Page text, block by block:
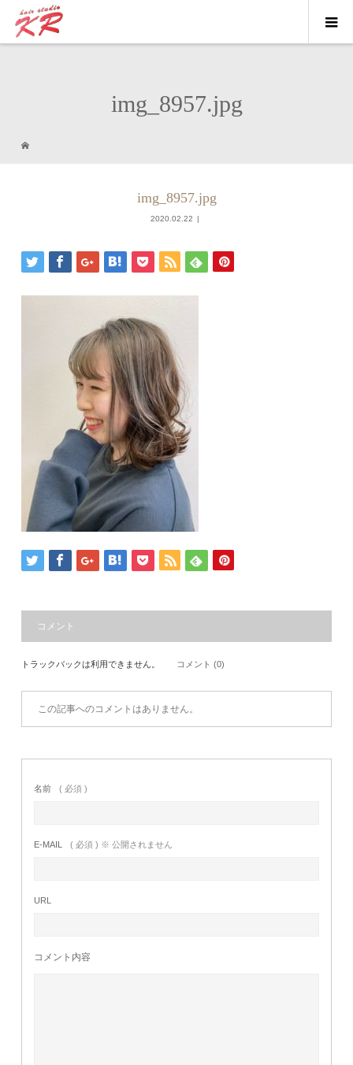
img_8957.jpg
img_8957.jpg
2020.02.22
コメント
トラックバックは利用できません。 コメント (0)
この記事へのコメントはありません。
名前 ( 必須 )
E-MAIL ( 必須 ) ※ 公開されません
URL
コメント内容